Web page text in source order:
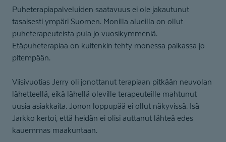
Puheterapiapalveluiden saatavuus ei ole jakautunut
tasaisesti ympäri Suomen. Monilla alueilla on ollut
puheterapeuteista pula jo vuosikymmeniä.
Etäpuheterapiaa on kuitenkin tehty monessa paikassa jo
pitempään.
Viisivuotias Jerry oli jonottanut terapiaan pitkään neuvolan
lähetteellä, eikä lähellä oleville terapeuteille mahtunut
uusia asiakkaita. Jonon loppupää ei ollut näkyvissä. Isä
Jarkko kertoi, että heidän ei olisi auttanut lähteä edes
kauemmas maakuntaan.